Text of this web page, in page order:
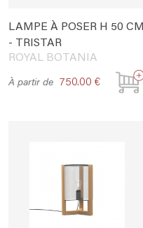
LAMPE À POSER H 50 CM
- TRISTAR
ROYAL BOTANIA
À partir de 750.00 €